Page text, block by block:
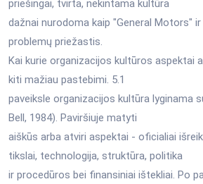
priešingai, tvirta, nekintama kultūra
dažnai nurodoma kaip "General Motors"
problemų priežastis.
Kai kurie organizacijos kultūros aspektai
kiti mažiau pastebimi. 5.1
paveiksle organizacijos kultūra lyginama
Bell, 1984). Paviršiuje matyti
aiškūs arba atviri aspektai - oficialiai
tikslai, technologija, struktūra, politika
ir procedūros bei finansiniai ištekliai. Po